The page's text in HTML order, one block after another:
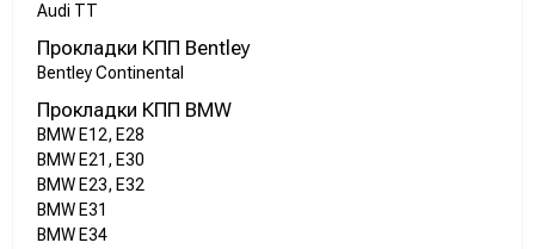
Audi TT
Прокладки КПП Bentley
Bentley Continental
Прокладки КПП BMW
BMW E12, E28
BMW E21, E30
BMW E23, E32
BMW E31
BMW E34